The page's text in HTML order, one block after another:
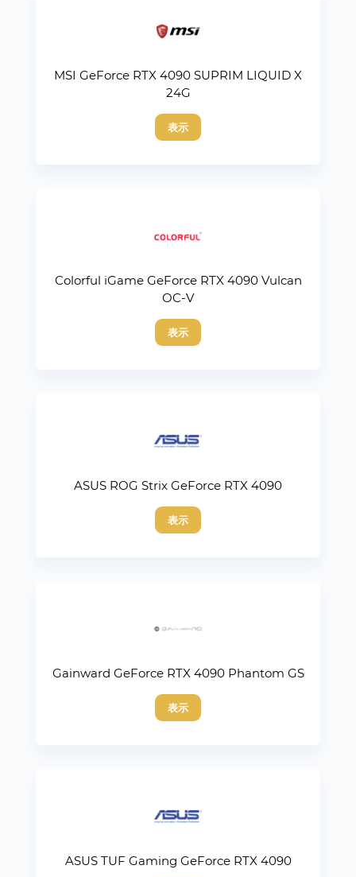
MSI GeForce RTX 4090 SUPRIM LIQUID X
24G
表示
Colorful iGame GeForce RTX 4090 Vulcan
OC-V
表示
ASUS ROG Strix GeForce RTX 4090
表示
Gainward GeForce RTX 4090 Phantom GS
表示
ASUS TUF Gaming GeForce RTX 4090